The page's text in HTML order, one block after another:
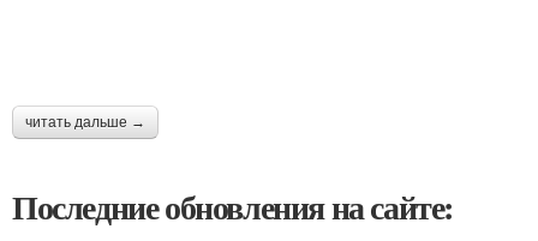
читать дальше →
Последние обновления на сайте: